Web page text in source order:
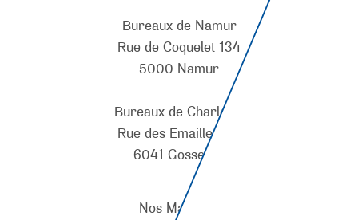
Bureaux de Namur
Rue de Coquelet 134
5000 Namur
Bureaux de Charleroi
Rue des Emaillerie 4
6041 Gosselies
Nos Marques